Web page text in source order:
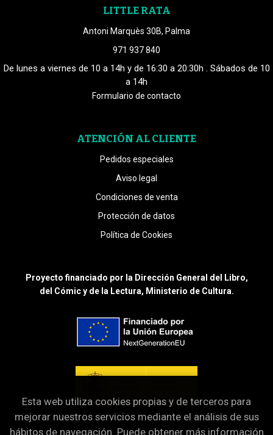
LITTLE RATA
Antoni Marquès 30B, Palma
971 937 840
De lunes a viernes de 10 a 14h y de 16:30 a 20:30h . Sábados de 10
a 14h
Formulario de contacto
ATENCIÓN AL CLIENTE
Pedidos especiales
Aviso legal
Condiciones de venta
Protección de datos
Política de Cookies
Proyecto financiado por la Dirección General del Libro,
del Cómic y de la Lectura, Ministerio de Cultura.
Esta web utiliza cookies propias y de terceros para
mejorar nuestros servicios mediante el análisis de sus
hábitos de navegación. Puede obtener más información